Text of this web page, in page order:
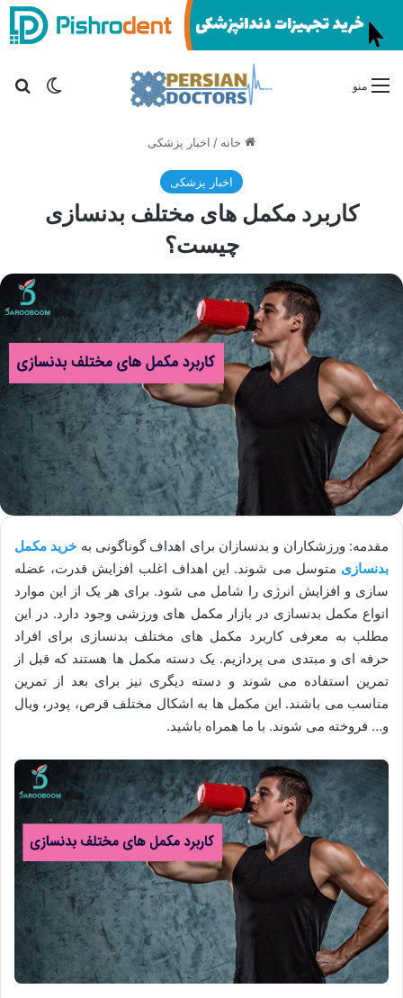
تغییر منو
خانه / اخبار پزشکی
اخبار پزشکی
کاربرد مکمل های مختلف بدنسازی
چیست؟
مقدمه: ورزشکاران و بدنسازان برای اهداف گوناگونی به خرید مکمل
بدنسازی متوسل می شوند. این اهداف اغلب افزایش قدرت، عضله
سازی و افزایش انرژی را شامل می شود. برای هر یک از این موارد
انواع مکمل بدنسازی در بازار مکمل های ورزشی وجود دارد. در این
مطلب به معرفی کاربرد مکمل های مختلف بدنسازی برای افراد
حرفه ای و مبتدی می پردازیم. یک دسته مکمل ها هستند که قبل از
تمرین استفاده می شوند و دسته دیگری نیز برای بعد از تمرین
مناسب می باشند. این مکمل ها به اشکال مختلف قرص، پودر، ویال
و… فروخته می شوند. با ما همراه باشید.